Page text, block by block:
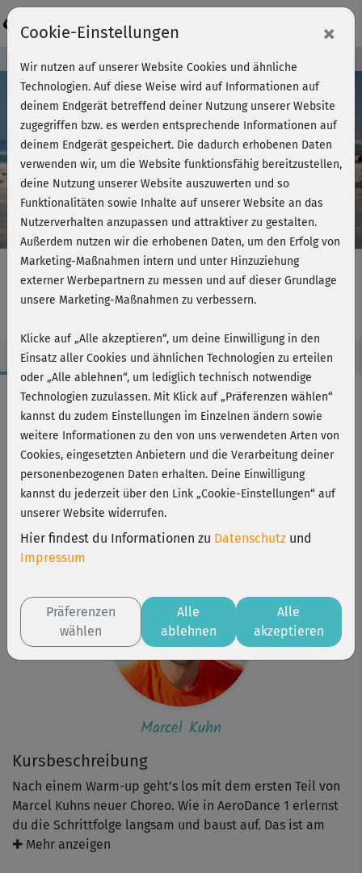
Play
Video
Kursvorschau - Jetzt mitmachen!
AeroDance 2 - Block 1
Kursbeschreibung
Nach einem Warm-up geht’s los mit dem ersten Teil von
Marcel Kuhns neuer Choreo. Wie in AeroDance 1 erlernst
du die Schrittfolge langsam und baust auf. Das ist am
Anfang nicht ohne, dranbleiben lohnt sich jedoch – schon
✚ Mehr anzeigen
Workout-Facts
mittelschwer
35 Min
288 kcal
Marcel Kuhn
Dance now!
Marcel Kuhn
Cookie-Einstellungen ×
Wir nutzen auf unserer Website Cookies und ähnliche
Technologien. Auf diese Weise wird auf Informationen auf
deinem Endgerät betreffend deiner Nutzung unserer Website
zugegriffen bzw. es werden entsprechende Informationen auf
deinem Endgerät gespeichert. Die dadurch erhobenen Daten
verwenden wir, um die Website funktionsfähig bereitzustellen,
deine Nutzung unserer Website auszuwerten und so
Funktionalitäten sowie Inhalte auf unserer Website an das
Nutzerverhalten anzupassen und attraktiver zu gestalten.
Außerdem nutzen wir die erhobenen Daten, um den Erfolg von
Marketing-Maßnahmen intern und unter Hinzuziehung
externer Werbepartnern zu messen und auf dieser Grundlage
unsere Marketing-Maßnahmen zu verbessern.
Klicke auf „Alle akzeptieren“, um deine Einwilligung in den
Einsatz aller Cookies und ähnlichen Technologien zu erteilen
oder „Alle ablehnen“, um lediglich technisch notwendige
Technologien zuzulassen. Mit Klick auf „Präferenzen wählen“
kannst du zudem Einstellungen im Einzelnen ändern sowie
weitere Informationen zu den von uns verwendeten Arten von
Cookies, eingesetzten Anbietern und die Verarbeitung deiner
personenbezogenen Daten erhalten. Deine Einwilligung
kannst du jederzeit über den Link „Cookie-Einstellungen“ auf
unserer Website widerrufen.
Hier findest du Informationen zu Datenschutz und
Impressum
Präferenzen
wählen
Alle
ablehnen
Alle
akzeptieren